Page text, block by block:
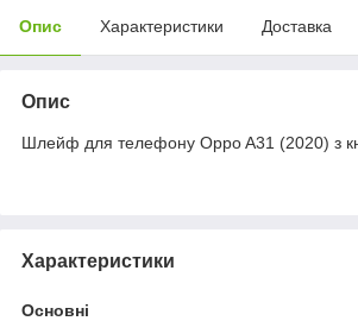
Опис Характеристики Доставка
Опис
Шлейф для телефону Oppo A31 (2020) з
Характеристики
Основні